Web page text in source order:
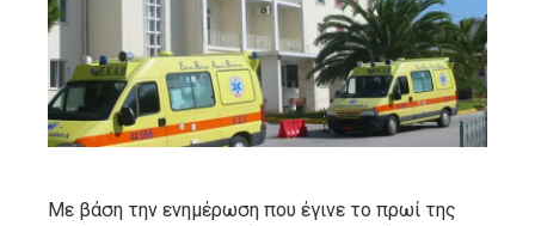
Mε βάση την ενημέρωση που έγινε το πρωί της